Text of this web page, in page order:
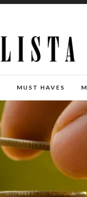
MUST HAVES